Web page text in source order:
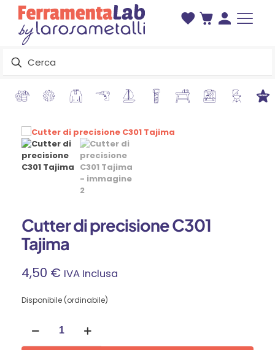
Cutter di precisione C301
Tajima
4,50 € IVA Inclusa
Disponibile (ordinabile)
precisione